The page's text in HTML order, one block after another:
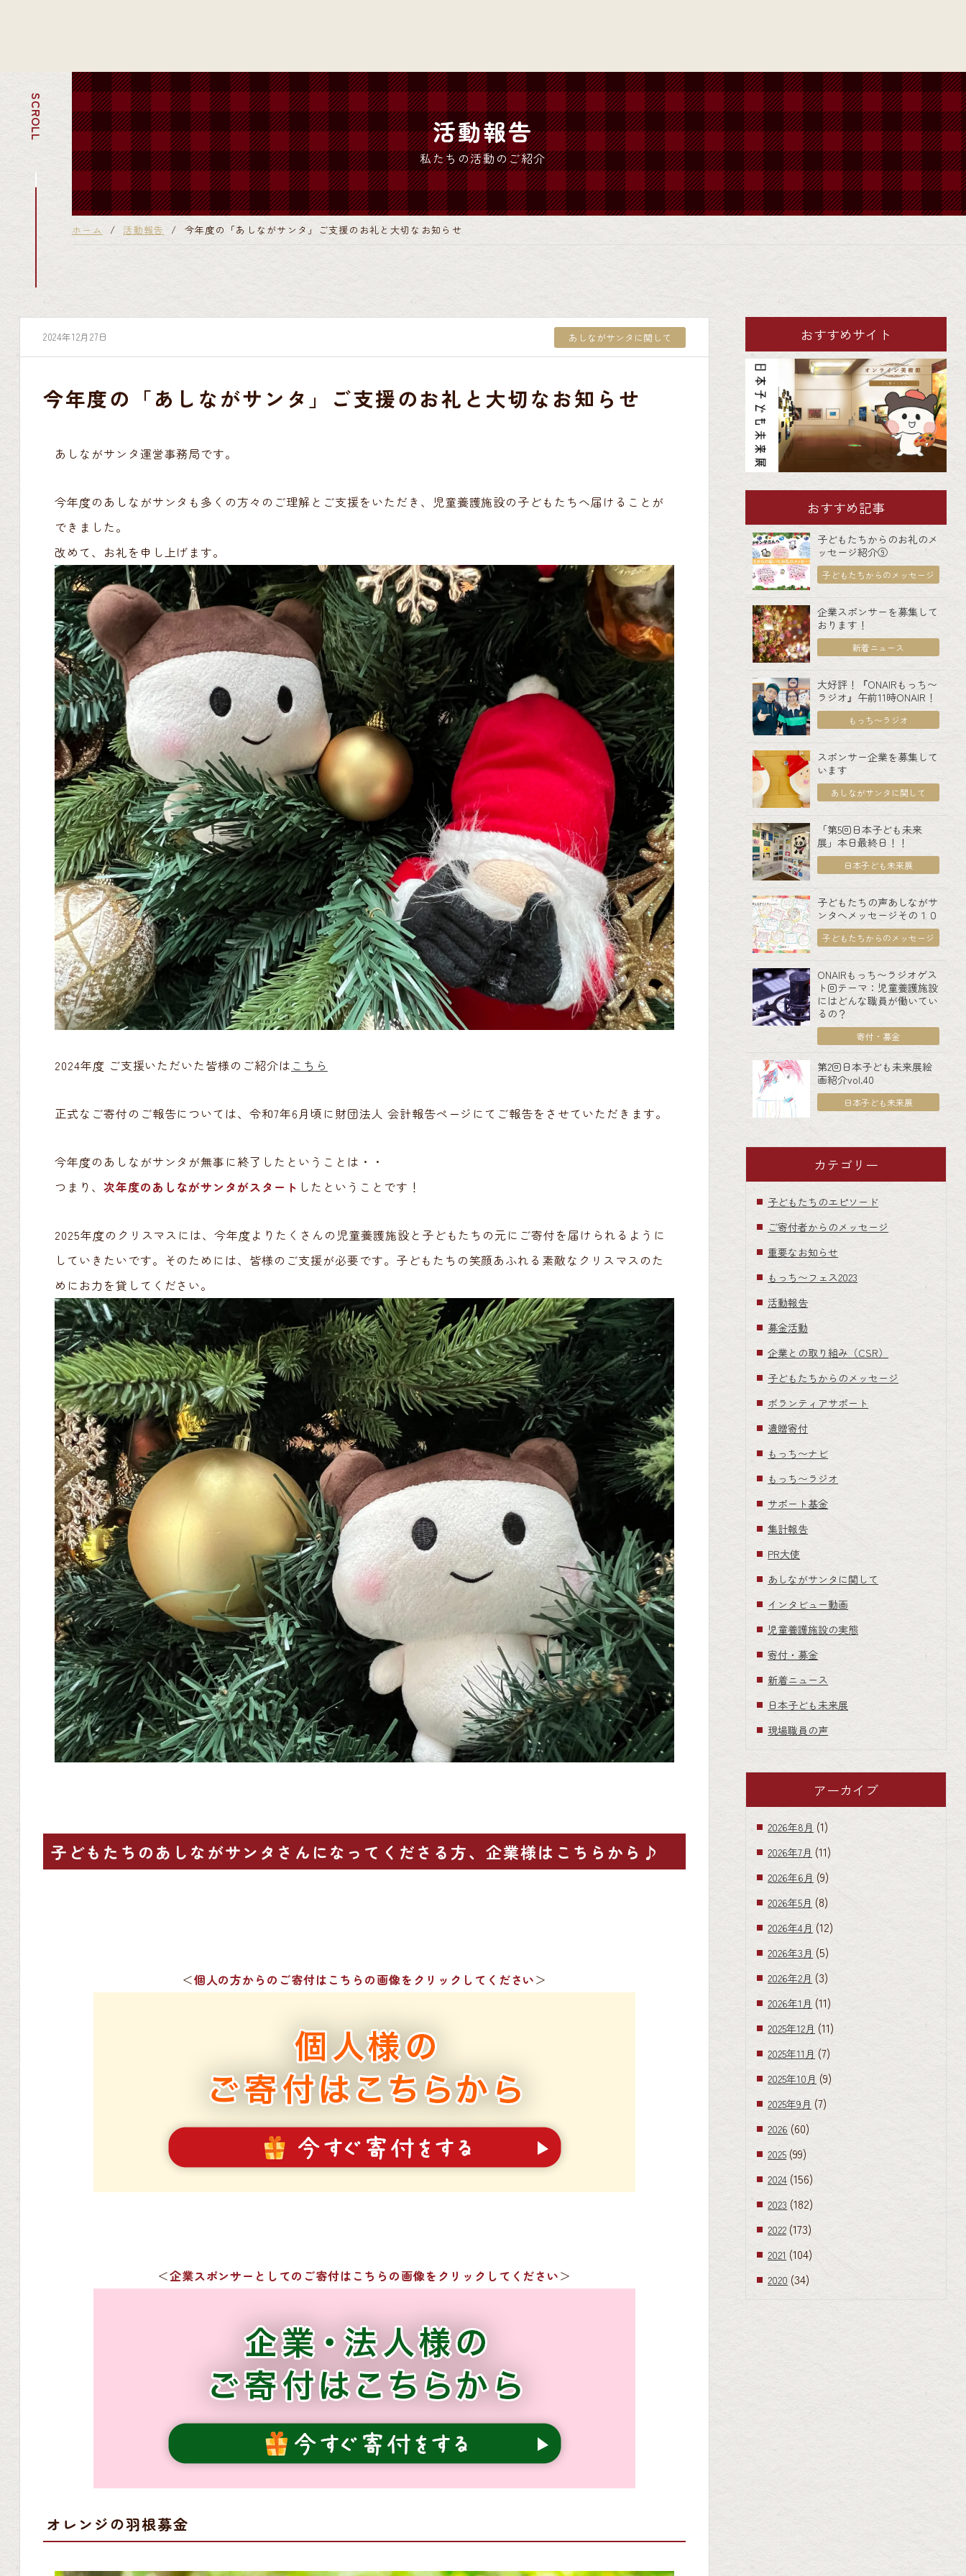
SCROLL 活動報告
私たちの活動のご紹介
ホーム 活動報告 今年度の「あしながサンタ」ご支援のお礼と大切なお知らせ
2024年12月27日 あしながサンタに関して
今年度の「あしながサンタ」ご支援のお礼と大切なお知らせ
あしながサンタ運営事務局です。
今年度のあしながサンタも多くの方々のご理解とご支援をいただき、児童養護施設の子どもたちへ届けることが
できました。
改めて、お礼を申し上げます。
2024年度 ご支援いただいた皆様のご紹介は こちら
正式なご寄付のご報告については、令和7年6月頃に財団法人 会計報告ページにてご報告をさせていただきます。
今年度のあしながサンタが無事に終了したということは・・
つまり、 次年度のあしながサンタがスタート したということです！
2025年度のクリスマスには、今年度よりたくさんの児童養護施設と子どもたちの元にご寄付を届けられるように
していきたいです。そのためには、皆様のご支援が必要です。子どもたちの笑顔あふれる素敵なクリスマスのた
めにお力を貸してください。
子どもたちのあしながサンタさんになってくださる方、企業様はこちらから♪
＜個人の方からのご寄付はこちらの画像をクリックしてください＞
＜企業スポンサーとしてのご寄付はこちらの画像をクリックしてください＞
オレンジの羽根募金
おすすめサイト
おすすめ記事
子どもたちからのお礼のメ
ッセージ紹介⑨
子どもたちからのメッセージ
企業スポンサーを募集して
おります！
新着ニュース
大好評！『ONAIRもっち〜
ラジオ』午前11時ONAIR！
もっち〜ラジオ
スポンサー企業を募集して
います
あしながサンタに関して
「第5回日本子ども未来
展」本日最終日！！
日本子ども未来展
子どもたちの声あしながサ
ンタへメッセージその１０
子どもたちからのメッセージ
ONAIRもっち〜ラジオゲス
ト回テーマ：児童養護施設
にはどんな職員が働いてい
るの？
寄付・募金
第2回日本子ども未来展絵
画紹介vol.40
日本子ども未来展
カテゴリー
子どもたちのエピソード
ご寄付者からのメッセージ
重要なお知らせ
もっち〜フェス2023
活動報告
募金活動
企業との取り組み（CSR）
子どもたちからのメッセージ
ボランティアサポート
遺贈寄付
もっち〜ナビ
もっち〜ラジオ
サポート基金
集計報告
PR大使
あしながサンタに関して
インタビュー動画
児童養護施設の実態
寄付・募金
新着ニュース
日本子ども未来展
現場職員の声
アーカイブ
2026年8月 (1)
2026年7月 (11)
2026年6月 (9)
2026年5月 (8)
2026年4月 (12)
2026年3月 (5)
2026年2月 (3)
2026年1月 (11)
2025年12月 (11)
2025年11月 (7)
2025年10月 (9)
2025年9月 (7)
2026 (60)
2025 (99)
2024 (156)
2023 (182)
2022 (173)
2021 (104)
2020 (34)